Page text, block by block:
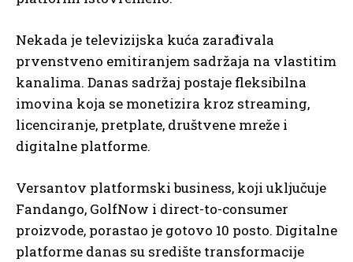
Nekada je televizijska kuća zarađivala
prvenstveno emitiranjem sadržaja na vlastitim
kanalima. Danas sadržaj postaje fleksibilna
imovina koja se monetizira kroz streaming,
licenciranje, pretplate, društvene mreže i
digitalne platforme.
Versantov platformski business, koji uključuje
Fandango, GolfNow i direct-to-consumer
proizvode, porastao je gotovo 10 posto. Digitalne
platforme danas su središte transformacije